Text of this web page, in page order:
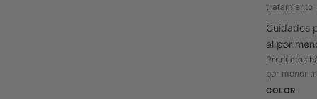
tratamiento
Cuidados
al por
Productos
por menor
COLOR